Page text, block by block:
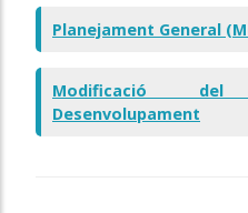
Planejament General
Modificació
Desenvolupament